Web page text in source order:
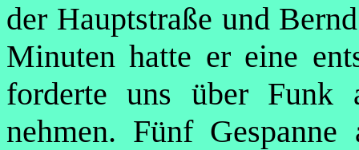
der Hauptstraße und
Minuten hatte er eine
forderte uns über Funk
nehmen. Fünf